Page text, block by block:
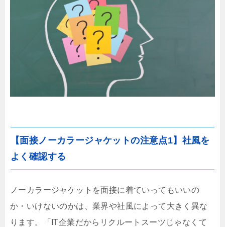
【面接ノーカラージャケットの注意点1】社風を
よく確認する
ノーカラージャケットを面接に着ていってもいいの
か・いけないのかは、業界や社風によって大きく異な
ります。「IT企業だからリクルートスーツじゃなくて